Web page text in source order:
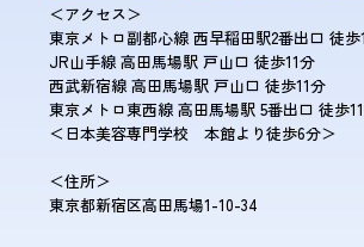
＜アクセス＞
東京メトロ副都心線 西早稲田駅2番出口 徒歩
JR山手線 高田馬場駅 戸山口 徒歩11分
西武新宿線 高田馬場駅 戸山口 徒歩11分
東京メトロ東西線 高田馬場駅 5番出口 徒歩
＜日本美容専門学校 本館より徒歩6分＞
＜住所＞
東京都新宿区高田馬場1-10-34